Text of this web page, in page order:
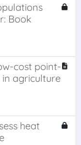
Book
cost point-
agriculture
heat